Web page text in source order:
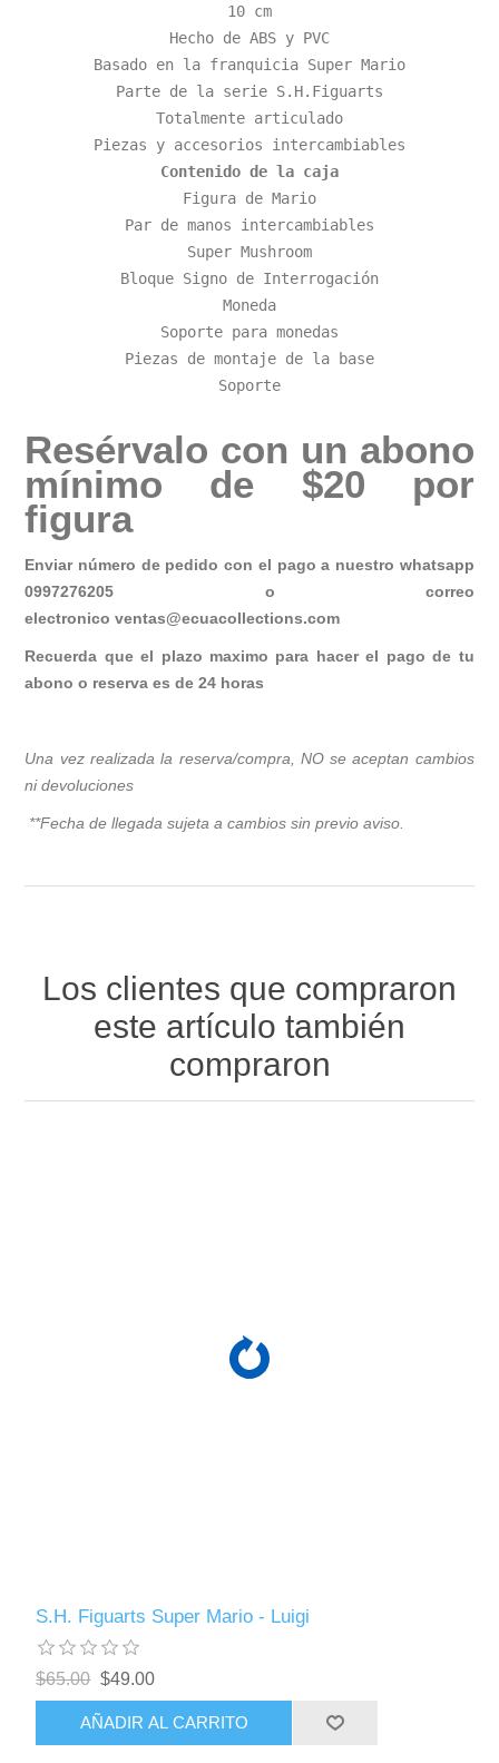
10 cm
Hecho de ABS y PVC
Basado en la franquicia Super Mario
Parte de la serie S.H.Figuarts
Totalmente articulado
Contenido de la caja
Figura de Mario
Par de manos intercambiables
Super Mushroom
Bloque Signo de Interrogación
Moneda
Soporte para monedas
Piezas de montaje de la base
Soporte
Resérvalo con un abono
mínimo de $20 por
figura
Enviar número de pedido con el pago a nuestro whatsapp
0997276205 o correo
electronicoventas@ecuacollections.com
Recuerda que el plazo maximo para hacer el pago de tu
abono o reserva es de 24 horas
Una vez realizada la reserva/compra, NO se aceptan cambios
ni devoluciones
**Fecha de llegada sujeta a cambios sin previo aviso.
Los clientes que compraron
este artículo también
compraron
S.H. Figuarts Super Mario - Luigi
$65.00 $49.00
AÑADIR AL CARRITO